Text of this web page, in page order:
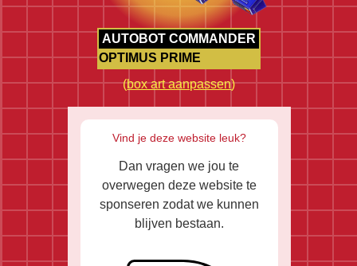
AUTOBOT COMMANDER
OPTIMUS PRIME
(box art aanpassen)
Vind je deze website leuk?
Dan vragen we jou te
overwegen deze website te
sponseren zodat we kunnen
blijven bestaan.